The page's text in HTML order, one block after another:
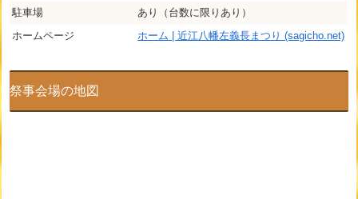
駐車場
あり（台数に限りあり）
ホームページ
ホーム | 近江八幡左義長まつり (sagicho.net)
祭事会場の地図